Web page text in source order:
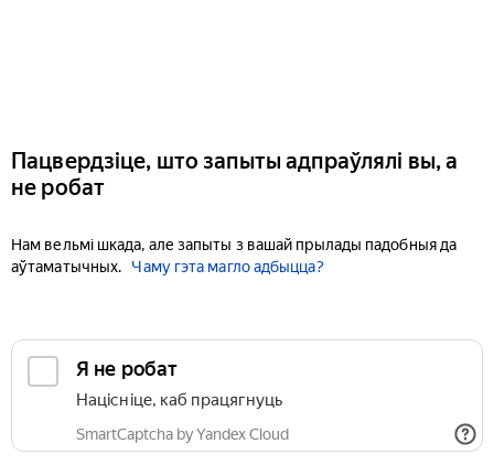
Пацвердзіце, што запыты адпраўлялі вы, а
не робат
Нам вельмі шкада, але запыты з вашай прылады падобныя да
аўтаматычных.
Чаму гэта магло адбыцца?
Я не робат
Націсніце, каб працягнуць
SmartCaptcha by Yandex Cloud